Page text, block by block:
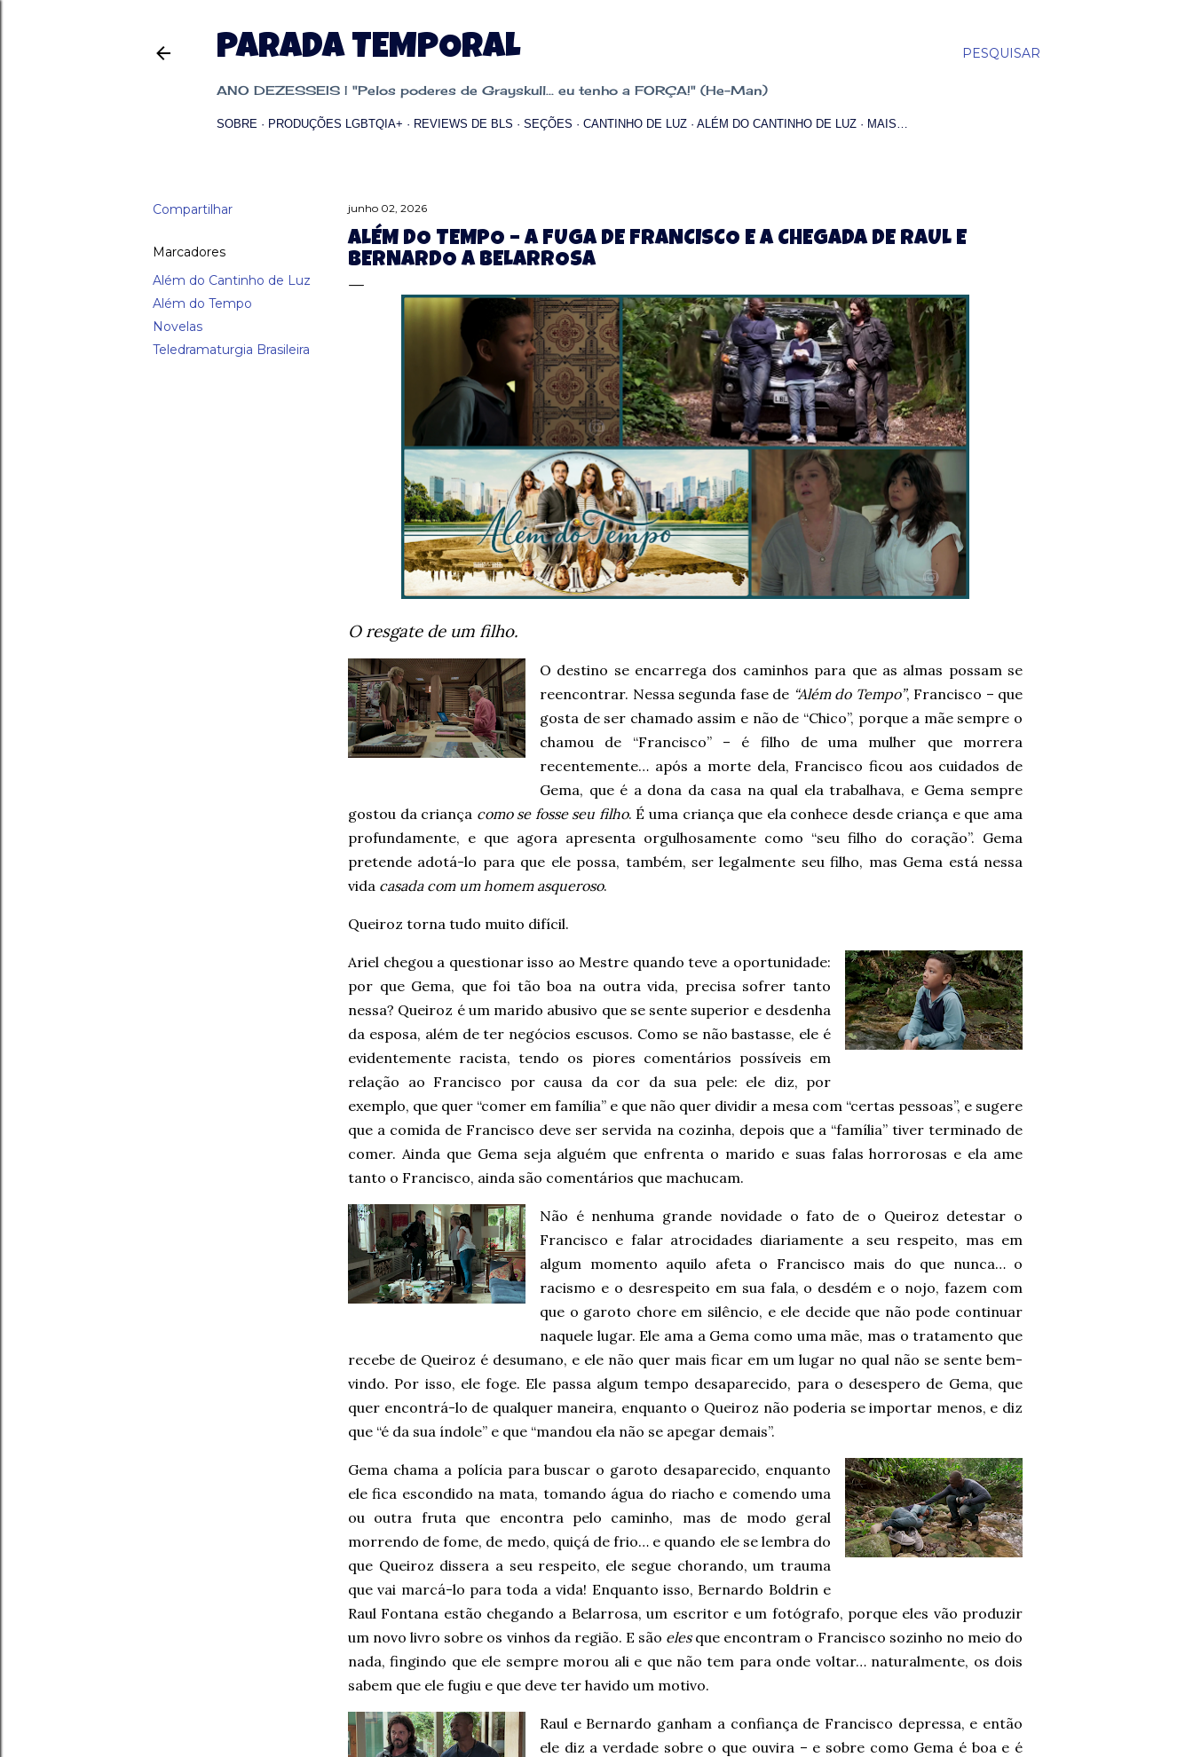
PESQUISAR
PARADA TEMPORAL
ANO DEZESSEIS | "Pelos poderes de Grayskull... eu tenho a FORÇA!" (He-Man)
SOBRE PRODUÇÕES LGBTQIA+ REVIEWS DE BLS SEÇÕES CANTINHO DE LUZ ALÉM DO CANTINHO DE LUZ MAIS…
Compartilhar
Marcadores
Além do Cantinho de Luz
Além do Tempo
Novelas
Teledramaturgia Brasileira
junho 02, 2026
ALÉM DO TEMPO – A FUGA DE FRANCISCO E A CHEGADA DE RAUL E
BERNARDO A BELARROSA
O resgate de um filho.
O destino se encarrega dos caminhos para que as almas possam se
reencontrar. Nessa segunda fase de “Além do Tempo”, Francisco – que
gosta de ser chamado assim e não de “Chico”, porque a mãe sempre o
chamou de “Francisco” – é filho de uma mulher que morrera
recentemente… após a morte dela, Francisco ficou aos cuidados de
Gema, que é a dona da casa na qual ela trabalhava, e Gema sempre
gostou da criança como se fosse seu filho. É uma criança que ela conhece desde criança e que ama
profundamente, e que agora apresenta orgulhosamente como “seu filho do coração”. Gema
pretende adotá-lo para que ele possa, também, ser legalmente seu filho, mas Gema está nessa
vida casada com um homem asqueroso.
Queiroz torna tudo muito difícil.
Ariel chegou a questionar isso ao Mestre quando teve a oportunidade:
por que Gema, que foi tão boa na outra vida, precisa sofrer tanto
nessa? Queiroz é um marido abusivo que se sente superior e desdenha
da esposa, além de ter negócios escusos. Como se não bastasse, ele é
evidentemente racista, tendo os piores comentários possíveis em
relação ao Francisco por causa da cor da sua pele: ele diz, por
exemplo, que quer “comer em família” e que não quer dividir a mesa com “certas pessoas”, e sugere
que a comida de Francisco deve ser servida na cozinha, depois que a “família” tiver terminado de
comer. Ainda que Gema seja alguém que enfrenta o marido e suas falas horrorosas e ela ame
tanto o Francisco, ainda são comentários que machucam.
Não é nenhuma grande novidade o fato de o Queiroz detestar o
Francisco e falar atrocidades diariamente a seu respeito, mas em
algum momento aquilo afeta o Francisco mais do que nunca… o
racismo e o desrespeito em sua fala, o desdém e o nojo, fazem com
que o garoto chore em silêncio, e ele decide que não pode continuar
naquele lugar. Ele ama a Gema como uma mãe, mas o tratamento que
recebe de Queiroz é desumano, e ele não quer mais ficar em um lugar no qual não se sente bem-
vindo. Por isso, ele foge. Ele passa algum tempo desaparecido, para o desespero de Gema, que
quer encontrá-lo de qualquer maneira, enquanto o Queiroz não poderia se importar menos, e diz
que “é da sua índole” e que “mandou ela não se apegar demais”.
Gema chama a polícia para buscar o garoto desaparecido, enquanto
ele fica escondido na mata, tomando água do riacho e comendo uma
ou outra fruta que encontra pelo caminho, mas de modo geral
morrendo de fome, de medo, quiçá de frio… e quando ele se lembra do
que Queiroz dissera a seu respeito, ele segue chorando, um trauma
que vai marcá-lo para toda a vida! Enquanto isso, Bernardo Boldrin e
Raul Fontana estão chegando a Belarrosa, um escritor e um fotógrafo, porque eles vão produzir
um novo livro sobre os vinhos da região. E são elesque encontram o Francisco sozinho no meio do
nada, fingindo que ele sempre morou ali e que não tem para onde voltar… naturalmente, os dois
sabem que ele fugiu e que deve ter havido um motivo.
Raul e Bernardo ganham a confiança de Francisco depressa, e então
ele diz a verdade sobre o que ouvira – e sobre como Gema é boa e é